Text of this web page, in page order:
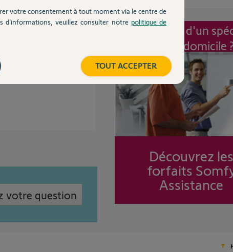
les
votre question
Intervention d'un
à mon domicile
Découvrez les
forfaits
Assistance
votre consentement à tout moment via le centre de
d’informations, veuillez consulter notre politique de
TOUT ACCEPTER